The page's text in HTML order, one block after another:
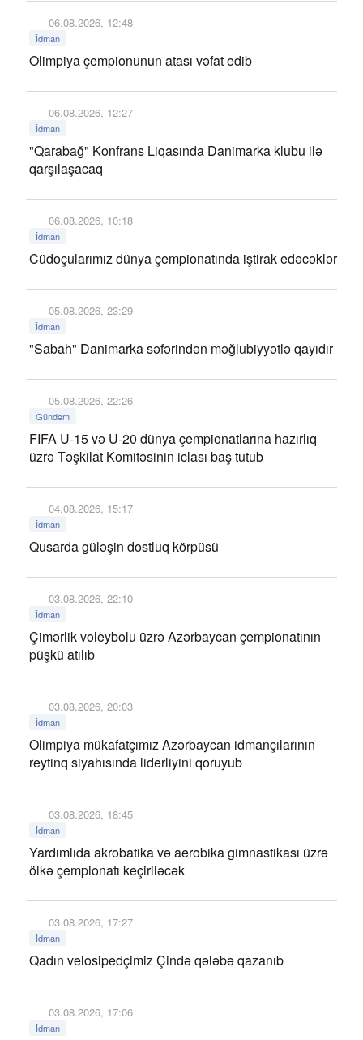
06.08.2026, 12:48
İdman
Olimpiya çempionunun atası vəfat edib
06.08.2026, 12:27
İdman
"Qarabağ" Konfrans Liqasında Danimarka klubu ilə
qarşılaşacaq
06.08.2026, 10:18
İdman
Cüdoçularımız dünya çempionatında iştirak edəcəklər
05.08.2026, 23:29
İdman
"Sabah" Danimarka səfərindən məğlubiyyətlə qayıdır
05.08.2026, 22:26
Gündəm
FIFA U-15 və U-20 dünya çempionatlarına hazırlıq
üzrə Təşkilat Komitəsinin iclası baş tutub
04.08.2026, 15:17
İdman
Qusarda güləşin dostluq körpüsü
03.08.2026, 22:10
İdman
Çimərlik voleybolu üzrə Azərbaycan çempionatının
püşkü atılıb
03.08.2026, 20:03
İdman
Olimpiya mükafatçımız Azərbaycan idmançılarının
reytinq siyahısında liderliyini qoruyub
03.08.2026, 18:45
İdman
Yardımlıda akrobatika və aerobika gimnastikası üzrə
ölkə çempionatı keçiriləcək
03.08.2026, 17:27
İdman
Qadın velosipedçimiz Çində qələbə qazanıb
03.08.2026, 17:06
İdman